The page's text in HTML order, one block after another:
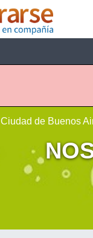
Ciudad de Buenos